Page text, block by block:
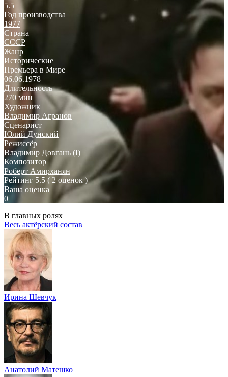
5.5
Год производства
1977
Страна
СССР
Жанр
Исторические
Премьера в Мире
06.06.1978
Длительность
270 мин
Художник
Владимир Агранов
Сценарист
Юлий Дунский
Режиссёр
Владимир Довгань (I)
Композитор
Роберт Амирханян
Рейтинг 5.5 ( 2 оценок )
Ваша оценка
0
В главных ролях
Весь актёрский состав
Ирина Шевчук
Анатолий Матешко